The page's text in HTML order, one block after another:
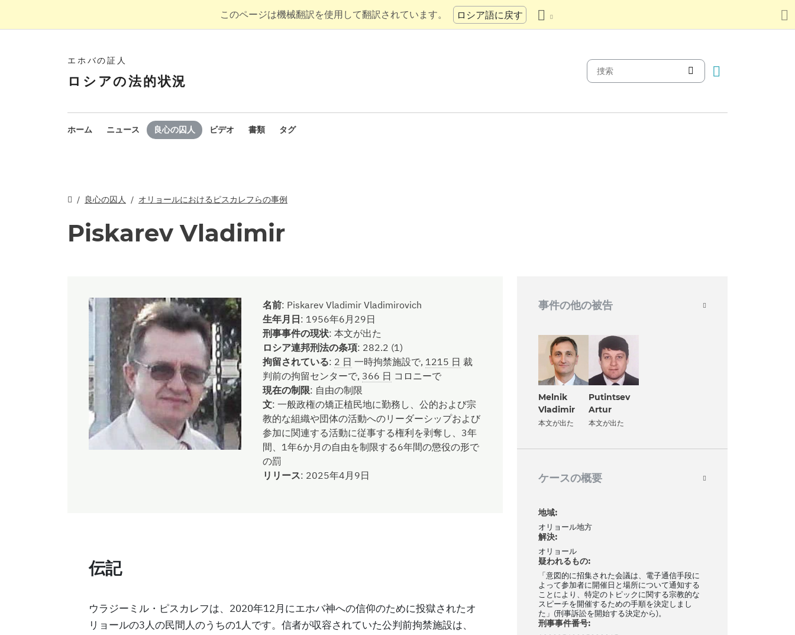
このページは機械翻訳を使用して翻訳されています。 ロシア語に戻す
エホバの証人
ロシアの法的状況
ホーム ニュース 良心の囚人 ビデオ 書類 タグ
良心の囚人 オリョールにおけるピスカレフらの事例
Piskarev Vladimir
名前: Piskarev Vladimir Vladimirovich
生年月日: 1956年6月29日
刑事事件の現状:本文が出た
ロシア連邦刑法の条項: 282.2 (1)
拘留されている: 2 日 一時拘禁施設で, 1215 日 裁
判前の拘留センターで, 366 日 コロニーで
現在の制限: 自由の制限
文:一般政権の矯正植民地に勤務し、公的および宗
教的な組織や団体の活動へのリーダーシップおよび
参加に関連する活動に従事する権利を剥奪し、3年
間、1年6か月の自由を制限する6年間の懲役の形で
の罰
リリース: 2025年4月9日
伝記
ウラジーミル・ピスカレフは、2020年12月にエホバ神への信仰のために投獄されたオ
リョールの3人の民間人のうちの1人です。信者が収容されていた公判前拘禁施設は、
事件の他の被告
Melnik
Vladimir
本文が出た
Putintsev
Artur
本文が出た
ケースの概要
地域:
オリョール地方
解決:
オリョール
疑われるもの:
「意図的に招集された会議は、電子通信手段に
よって参加者に開催日と場所について通知する
ことにより、特定のトピックに関する宗教的な
スピーチを開催するための手順を決定しまし
た」(刑事訴訟を開始する決定から)。
刑事事件番号: